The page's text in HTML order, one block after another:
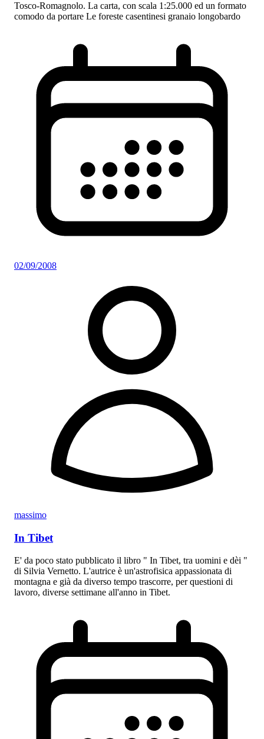
Tosco-Romagnolo. La carta, con scala 1:25.000 ed un formato
comodo da portare Le foreste casentinesi granaio longobardo
02/09/2008
massimo
In Tibet
E' da poco stato pubblicato il libro " In Tibet, tra uomini e dèi "
di Silvia Vernetto. L'autrice è un'astrofisica appassionata di
montagna e già da diverso tempo trascorre, per questioni di
lavoro, diverse settimane all'anno in Tibet.